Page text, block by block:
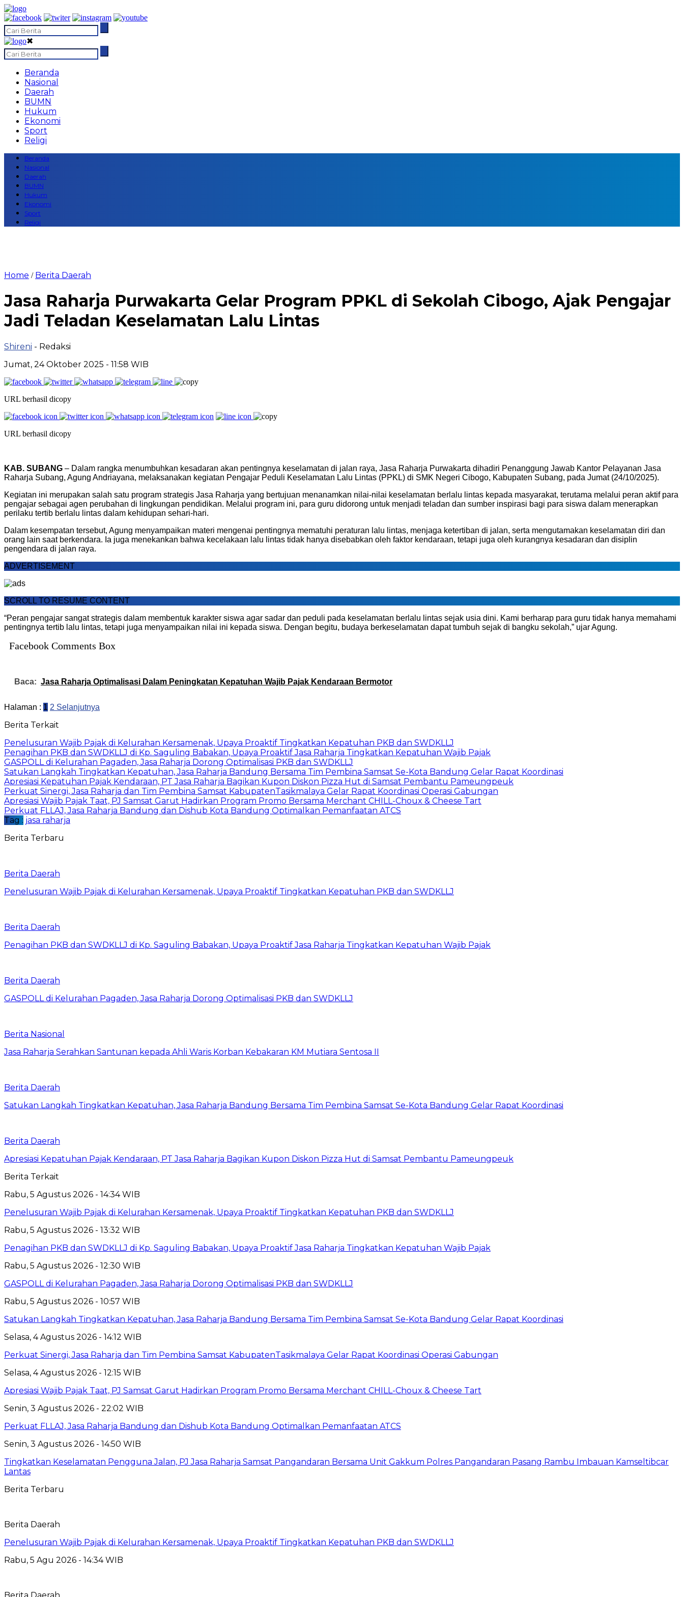
✖
Beranda
Nasional
Daerah
BUMN
Hukum
Ekonomi
Sport
Religi
Beranda
Nasional
Daerah
BUMN
Hukum
Ekonomi
Sport
Religi
Home / Berita Daerah
Jasa Raharja Purwakarta Gelar Program PPKL di Sekolah Cibogo, Ajak Pengajar
Jadi Teladan Keselamatan Lalu Lintas
Shireni - Redaksi
Jumat, 24 Oktober 2025 - 11:58 WIB
URL berhasil dicopy
URL berhasil dicopy
KAB. SUBANG – Dalam rangka menumbuhkan kesadaran akan pentingnya keselamatan di jalan raya, Jasa Raharja Purwakarta dihadiri Penanggung Jawab Kantor Pelayanan Jasa
Raharja Subang, Agung Andriayana, melaksanakan kegiatan Pengajar Peduli Keselamatan Lalu Lintas (PPKL) di SMK Negeri Cibogo, Kabupaten Subang, pada Jumat (24/10/2025).
Kegiatan ini merupakan salah satu program strategis Jasa Raharja yang bertujuan menanamkan nilai-nilai keselamatan berlalu lintas kepada masyarakat, terutama melalui peran aktif para
pengajar sebagai agen perubahan di lingkungan pendidikan. Melalui program ini, para guru didorong untuk menjadi teladan dan sumber inspirasi bagi para siswa dalam menerapkan
perilaku tertib berlalu lintas dalam kehidupan sehari-hari.
Dalam kesempatan tersebut, Agung menyampaikan materi mengenai pentingnya mematuhi peraturan lalu lintas, menjaga ketertiban di jalan, serta mengutamakan keselamatan diri dan
orang lain saat berkendara. Ia juga menekankan bahwa kecelakaan lalu lintas tidak hanya disebabkan oleh faktor kendaraan, tetapi juga oleh kurangnya kesadaran dan disiplin
pengendara di jalan raya.
ADVERTISEMENT
SCROLL TO RESUME CONTENT
“Peran pengajar sangat strategis dalam membentuk karakter siswa agar sadar dan peduli pada keselamatan berlalu lintas sejak usia dini. Kami berharap para guru tidak hanya memahami
pentingnya tertib lalu lintas, tetapi juga menyampaikan nilai ini kepada siswa. Dengan begitu, budaya berkeselamatan dapat tumbuh sejak di bangku sekolah,” ujar Agung.
Facebook Comments Box
Baca: Jasa Raharja Optimalisasi Dalam Peningkatan Kepatuhan Wajib Pajak Kendaraan Bermotor
Halaman : 1 2 Selanjutnya
Berita Terkait
Penelusuran Wajib Pajak di Kelurahan Kersamenak, Upaya Proaktif Tingkatkan Kepatuhan PKB dan SWDKLLJ
Penagihan PKB dan SWDKLLJ di Kp. Saguling Babakan, Upaya Proaktif Jasa Raharja Tingkatkan Kepatuhan Wajib Pajak
GASPOLL di Kelurahan Pagaden, Jasa Raharja Dorong Optimalisasi PKB dan SWDKLLJ
Satukan Langkah Tingkatkan Kepatuhan, Jasa Raharja Bandung Bersama Tim Pembina Samsat Se-Kota Bandung Gelar Rapat Koordinasi
Apresiasi Kepatuhan Pajak Kendaraan, PT Jasa Raharja Bagikan Kupon Diskon Pizza Hut di Samsat Pembantu Pameungpeuk
Perkuat Sinergi, Jasa Raharja dan Tim Pembina Samsat KabupatenTasikmalaya Gelar Rapat Koordinasi Operasi Gabungan
Apresiasi Wajib Pajak Taat, PJ Samsat Garut Hadirkan Program Promo Bersama Merchant CHILL-Choux & Cheese Tart
Perkuat FLLAJ, Jasa Raharja Bandung dan Dishub Kota Bandung Optimalkan Pemanfaatan ATCS
Tag : jasa raharja
Berita Terbaru
Berita Daerah
Penelusuran Wajib Pajak di Kelurahan Kersamenak, Upaya Proaktif Tingkatkan Kepatuhan PKB dan SWDKLLJ
Berita Daerah
Penagihan PKB dan SWDKLLJ di Kp. Saguling Babakan, Upaya Proaktif Jasa Raharja Tingkatkan Kepatuhan Wajib Pajak
Berita Daerah
GASPOLL di Kelurahan Pagaden, Jasa Raharja Dorong Optimalisasi PKB dan SWDKLLJ
Berita Nasional
Jasa Raharja Serahkan Santunan kepada Ahli Waris Korban Kebakaran KM Mutiara Sentosa II
Berita Daerah
Satukan Langkah Tingkatkan Kepatuhan, Jasa Raharja Bandung Bersama Tim Pembina Samsat Se-Kota Bandung Gelar Rapat Koordinasi
Berita Daerah
Apresiasi Kepatuhan Pajak Kendaraan, PT Jasa Raharja Bagikan Kupon Diskon Pizza Hut di Samsat Pembantu Pameungpeuk
Berita Terkait
Rabu, 5 Agustus 2026 - 14:34 WIB
Penelusuran Wajib Pajak di Kelurahan Kersamenak, Upaya Proaktif Tingkatkan Kepatuhan PKB dan SWDKLLJ
Rabu, 5 Agustus 2026 - 13:32 WIB
Penagihan PKB dan SWDKLLJ di Kp. Saguling Babakan, Upaya Proaktif Jasa Raharja Tingkatkan Kepatuhan Wajib Pajak
Rabu, 5 Agustus 2026 - 12:30 WIB
GASPOLL di Kelurahan Pagaden, Jasa Raharja Dorong Optimalisasi PKB dan SWDKLLJ
Rabu, 5 Agustus 2026 - 10:57 WIB
Satukan Langkah Tingkatkan Kepatuhan, Jasa Raharja Bandung Bersama Tim Pembina Samsat Se-Kota Bandung Gelar Rapat Koordinasi
Selasa, 4 Agustus 2026 - 14:12 WIB
Perkuat Sinergi, Jasa Raharja dan Tim Pembina Samsat KabupatenTasikmalaya Gelar Rapat Koordinasi Operasi Gabungan
Selasa, 4 Agustus 2026 - 12:15 WIB
Apresiasi Wajib Pajak Taat, PJ Samsat Garut Hadirkan Program Promo Bersama Merchant CHILL-Choux & Cheese Tart
Senin, 3 Agustus 2026 - 22:02 WIB
Perkuat FLLAJ, Jasa Raharja Bandung dan Dishub Kota Bandung Optimalkan Pemanfaatan ATCS
Senin, 3 Agustus 2026 - 14:50 WIB
Tingkatkan Keselamatan Pengguna Jalan, PJ Jasa Raharja Samsat Pangandaran Bersama Unit Gakkum Polres Pangandaran Pasang Rambu Imbauan Kamseltibcar
Lantas
Berita Terbaru
Berita Daerah
Penelusuran Wajib Pajak di Kelurahan Kersamenak, Upaya Proaktif Tingkatkan Kepatuhan PKB dan SWDKLLJ
Rabu, 5 Agu 2026 - 14:34 WIB